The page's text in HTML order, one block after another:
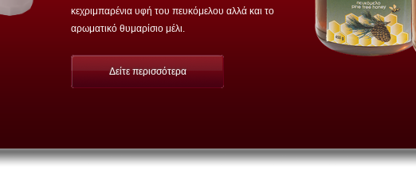
κεχριμπαρένια υφή του πευκόμελου αλλά και το
αρωματικό θυμαρίσιο μέλι.
Δείτε περισσότερα